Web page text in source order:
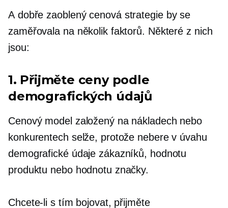
A dobře zaoblenýcenová strategie by se
zaměřovala na několik faktorů. Některé z nich
jsou:
1. Přijměte ceny podle
demografických údajů
Cenový model založený na nákladech nebo
konkurentech selže, protože nebere v úvahu
demografické údaje zákazníků, hodnotu
produktu nebo hodnotu značky.
Chcete-li s tím bojovat, přijměte